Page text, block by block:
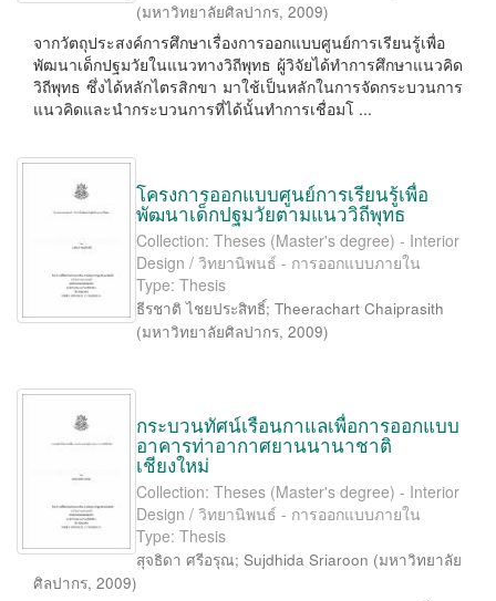
(มหาวิทยาลัยศิลปากร, 2009)
จากวัตถุประสงค์การศึกษาเรื่องการออกแบบศูนย์การเรียนรู้เพื่อ
พัฒนาเด็กปฐมวัยในแนวทางวิถีพุทธ ผู้วิจัยได้ทำการศึกษาแนวคิด
วิถีพุทธ ซึ่งได้หลักไตรสิกขา มาใช้เป็นหลักในการจัดกระบวนการ
แนวคิดและนำกระบวนการที่ได้นั้นทำการเชื่อมโ ...
โครงการออกแบบศูนย์การเรียนรู้เพื่อ
พัฒนาเด็กปฐมวัยตามแนววิถีพุทธ
Collection: Theses (Master's degree) - Interior
Design / วิทยานิพนธ์ - การออกแบบภายใน
Type: Thesis
ธีรชาติ ไชยประสิทธิ์; Theerachart Chaiprasith
(มหาวิทยาลัยศิลปากร, 2009)
กระบวนทัศน์เรือนกาแลเพื่อการออกแบบ
อาคารท่าอากาศยานนานาชาติ
เชียงใหม่
Collection: Theses (Master's degree) - Interior
Design / วิทยานิพนธ์ - การออกแบบภายใน
Type: Thesis
สุจธิดา ศรีอรุณ; Sujdhida Sriaroon (มหาวิทยาลัย
ศิลปากร, 2009)